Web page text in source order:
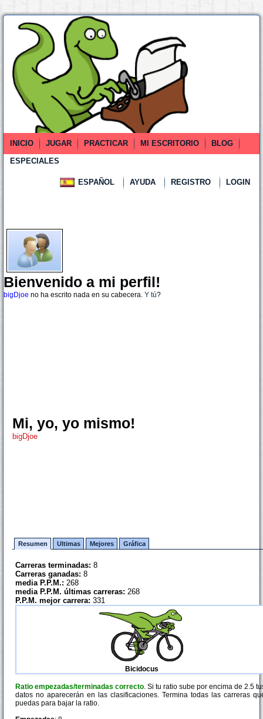
INICIO JUGAR PRACTICAR MI ESCRITORIO
BLOG
ESPECIALES
ESPAÑOL AYUDA REGISTRO LOGIN
Bienvenido a mi perfil!
bigDjoe no ha escrito nada en su cabecera. Y tú?
Mi, yo, yo mismo!
bigDjoe
Resumen Ultimas Mejores Gráfica
Carreras terminadas: 8
Carreras ganadas: 8
media P.P.M.: 268
media P.P.M. últimas carreras: 268
P.P.M. mejor carrera: 331
Bicidocus
Ratio empezadas/terminadas correcto. Si tu ratio sube por encima de 2.5
datos no aparecerán en las clasificaciones. Termina todas las carreras
puedas para bajar la ratio.